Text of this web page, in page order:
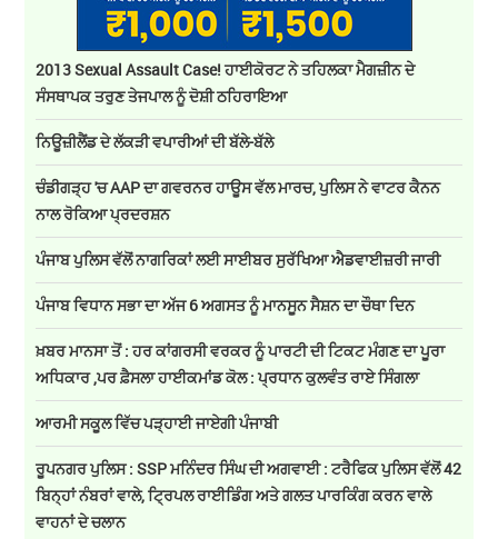
2013 Sexual Assault Case! ਹਾਈਕੋਰਟ ਨੇ ਤਹਿਲਕਾ ਮੈਗਜ਼ੀਨ ਦੇ
ਸੰਸਥਾਪਕ ਤਰੁਣ ਤੇਜਪਾਲ ਨੂੰ ਦੋਸ਼ੀ ਠਹਿਰਾਇਆ
ਨਿਊਜ਼ੀਲੈਂਡ ਦੇ ਲੱਕੜੀ ਵਪਾਰੀਆਂ ਦੀ ਬੱਲੇ-ਬੱਲੇ
ਚੰਡੀਗੜ੍ਹ 'ਚ AAP ਦਾ ਗਵਰਨਰ ਹਾਊਸ ਵੱਲ ਮਾਰਚ, ਪੁਲਿਸ ਨੇ ਵਾਟਰ ਕੈਨਨ
ਨਾਲ ਰੋਕਿਆ ਪ੍ਰਦਰਸ਼ਨ
ਪੰਜਾਬ ਪੁਲਿਸ ਵੱਲੋਂ ਨਾਗਰਿਕਾਂ ਲਈ ਸਾਈਬਰ ਸੁਰੱਖਿਆ ਐਡਵਾਈਜ਼ਰੀ ਜਾਰੀ
ਪੰਜਾਬ ਵਿਧਾਨ ਸਭਾ ਦਾ ਅੱਜ 6 ਅਗਸਤ ਨੂੰ ਮਾਨਸੂਨ ਸੈਸ਼ਨ ਦਾ ਚੌਥਾ ਦਿਨ
ਖ਼ਬਰ ਮਾਨਸਾ ਤੋਂ : ਹਰ ਕਾਂਗਰਸੀ ਵਰਕਰ ਨੂੰ ਪਾਰਟੀ ਦੀ ਟਿਕਟ ਮੰਗਣ ਦਾ ਪੂਰਾ
ਅਧਿਕਾਰ ,ਪਰ ਫ਼ੈਸਲਾ ਹਾਈਕਮਾਂਡ ਕੋਲ : ਪ੍ਰਧਾਨ ਕੁਲਵੰਤ ਰਾਏ ਸਿੰਗਲਾ
ਆਰਮੀ ਸਕੂਲ ਵਿੱਚ ਪੜ੍ਹਾਈ ਜਾਏਗੀ ਪੰਜਾਬੀ
ਰੂਪਨਗਰ ਪੁਲਿਸ : SSP ਮਨਿੰਦਰ ਸਿੰਘ ਦੀ ਅਗਵਾਈ : ਟਰੈਫਿਕ ਪੁਲਿਸ ਵੱਲੋਂ 42
ਬਿਨ੍ਹਾਂ ਨੰਬਰਾਂ ਵਾਲੇ, ਟ੍ਰਿਪਲ ਰਾਈਡਿੰਗ ਅਤੇ ਗਲਤ ਪਾਰਕਿੰਗ ਕਰਨ ਵਾਲੇ
ਵਾਹਨਾਂ ਦੇ ਚਲਾਨ